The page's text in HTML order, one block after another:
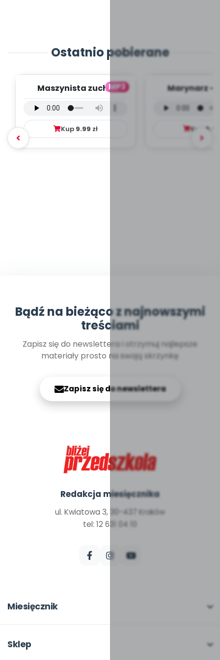
Ostatnio pobierane
MP3
Maszynista zuch -
mp3)
Kup 9.99 zł
Marynarz -
Kup 9.99
Bądź na bieżąco z najnowszymi
treściami
Zapisz się do newslettera i otrzymuj najlepsze
materiały prosto na swoją skrzynkę
Zapisz się do newslettera
Redakcja miesięcznika
ul. Kwiatowa 3, 30-437 Kraków
tel: 12 631 04 10
Miesięcznik
W numerze
Sklep